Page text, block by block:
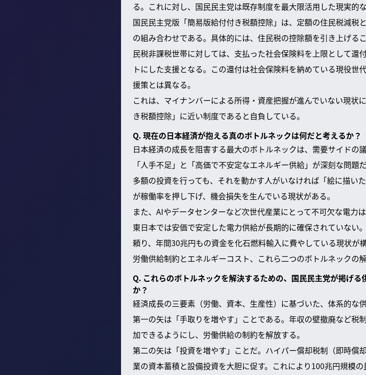
る。これに対し、国民民主党は既存制度を最大限活用した現実的
国民民主党版「簡易版給付付き税額控除」は、定額の住民税減税
の組み合わせである。具体的には、住民税の控除額を引き上げる
民税非課税世帯に対しては、支払った社会保険料を上限として還
トにした支援となる。この還付は社会保険料を納めている現役世
援策とは異なる。
これは、マイナンバーによる所得・資産把握が進んでいない現状
き税額控除」に近い制度であると自負している。
Q. 現在の日本経済が抱える真のボトルネックは何だと考えるか？
日本経済の成長を阻害する最大のボトルネックは、需要サイドの
「人手不足」と「高価で不安定なエネルギー供給」が深刻な問題だ
多額の投資を行っても、それを動かす人がいなければ「絵に描い
が稼働率を押し下げ、機会損失を生んでいる現状がある。
また、AIやデータセンターなど次世代産業にとって不可欠な電力
東日本では安価で安定した電力供給が長期的に確保されていない
頼り、年間30兆円もの資金を化石燃料輸入に費やしている現状が
労働供給制約とエネルギーコスト、これら二つのボトルネックの
Q. これらのボトルネックを解決するための、国民民主党が掲げ
か？
経済成長の三要素（労働、資本、生産性）に基づいた、体系的な
第一の矢は「手取りを増やす」ことである。年収の壁撤廃など税
加できるようにし、労働供給の制約を解放する。
第二の矢は「投資を増やす」ことだ。ハイパー償却税制（即時償
業の資本蓄積と設備投資を大胆に促す。これにより100兆円規模の